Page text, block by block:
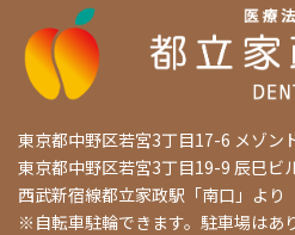
東京都中野区若宮3丁目17-6 メゾン
東京都中野区若宮3丁目19-9 辰巳ビ
西武新宿線都立家政駅「南口」より
※自転車駐輪できます。駐車場はあ